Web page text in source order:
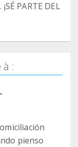
PARTE DEL
:
pienso